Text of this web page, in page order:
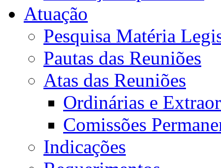
Atuação
Pesquisa Matéria
Pautas das Reuniões
Atas das Reuniões
Ordinárias e
Comissões
Indicações